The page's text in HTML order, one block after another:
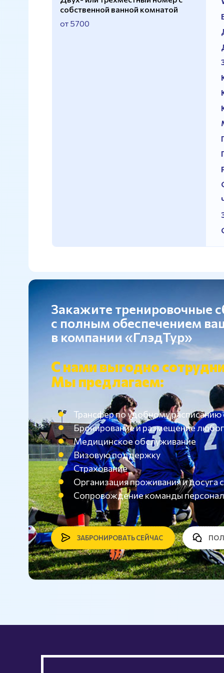
собственной ванной комнатой
от 5700
Закажите тренировочные
с полным обеспечением
в компании «ГлэдТур»
С нами выгодно
Мы предлагаем:
Трансфер по удобному
Бронирование и размещение
Медицинское обслуживание
Визовую поддержку
Страхование
Организация проживания и
Сопровождение команды
ЗАБРОНИРОВАТЬ СЕЙЧАС